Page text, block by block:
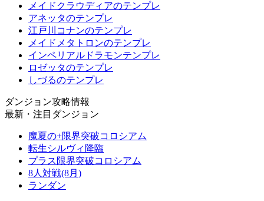
メイドクラウディアのテンプレ
アネッタのテンプレ
江戸川コナンのテンプレ
メイドメタトロンのテンプレ
インペリアルドラモンテンプレ
ロゼッタのテンプレ
しづるのテンプレ
ダンジョン攻略情報
最新・注目ダンジョン
魔夏の+限界突破コロシアム
転生シルヴィ降臨
プラス限界突破コロシアム
8人対戦(8月)
ランダン